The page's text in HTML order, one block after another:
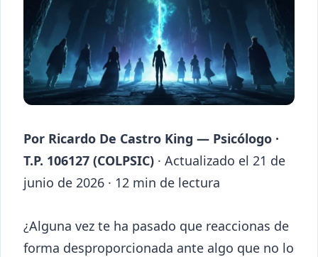
Por Ricardo De Castro King — Psicólogo ·
T.P. 106127 (COLPSIC) · Actualizado el 21 de
junio de 2026 · 12 min de lectura
¿Alguna vez te ha pasado que reaccionas de
forma desproporcionada ante algo que no lo